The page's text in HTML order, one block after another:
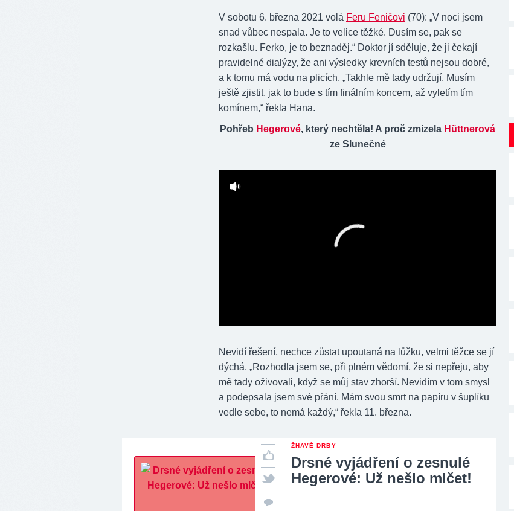
V sobotu 6. března 2021 volá Feru Feničovi (70): „V noci jsem
snad vůbec nespala. Je to velice těžké. Dusím se, pak se
rozkašlu. Ferko, je to beznaděj.“ Doktor jí sděluje, že ji čekají
pravidelné dialýzy, že ani výsledky krevních testů nejsou dobré,
a k tomu má vodu na plicích. „Takhle mě tady udržují. Musím
ještě zjistit, jak to bude s tím finálním koncem, až vyletím tím
komínem,“ řekla Hana.
Pohřeb Hegerové, který nechtěla! A proč zmizela Hüttnerová
ze Slunečné
Nevidí řešení, nechce zůstat upoutaná na lůžku, velmi těžce se jí
dýchá. „Rozhodla jsem se, při plném vědomí, že si nepřeju, aby
mě tady oživovali, když se můj stav zhorší. Nevidím v tom smysl
a podepsala jsem své přání. Mám svou smrt na papíru v šuplíku
vedle sebe, to nemá každý,“ řekla 11. března.
ŽHAVÉ DRBY
Drsné vyjádření o zesnulé
Hegerové: Už nešlo mlčet!